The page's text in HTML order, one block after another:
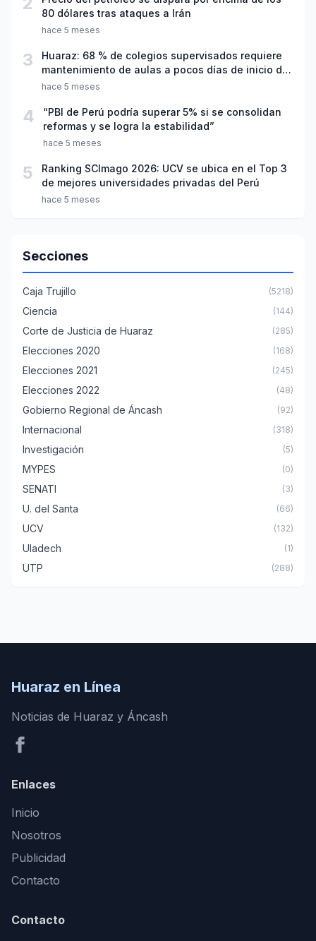
80 dólares tras ataques a Irán
hace 5 meses
3
Huaraz: 68 % de colegios supervisados requiere
mantenimiento de aulas a pocos días de inicio del
año escolar 2026
hace 5 meses
4
“PBI de Perú podría superar 5% si se consolidan
reformas y se logra la estabilidad”
hace 5 meses
5
Ranking SCImago 2026: UCV se ubica en el Top 3
de mejores universidades privadas del Perú
hace 5 meses
Secciones
Caja Trujillo (5218)
Ciencia (144)
Corte de Justicia de Huaraz (285)
Elecciones 2020 (168)
Elecciones 2021 (245)
Elecciones 2022 (48)
Gobierno Regional de Áncash (92)
Internacional (318)
Investigación (5)
MYPES (0)
SENATI (3)
U. del Santa (66)
UCV (132)
Uladech (1)
UTP (288)
Huaraz en Línea
Noticias de Huaraz y Áncash
Enlaces
Inicio
Nosotros
Publicidad
Contacto
Contacto